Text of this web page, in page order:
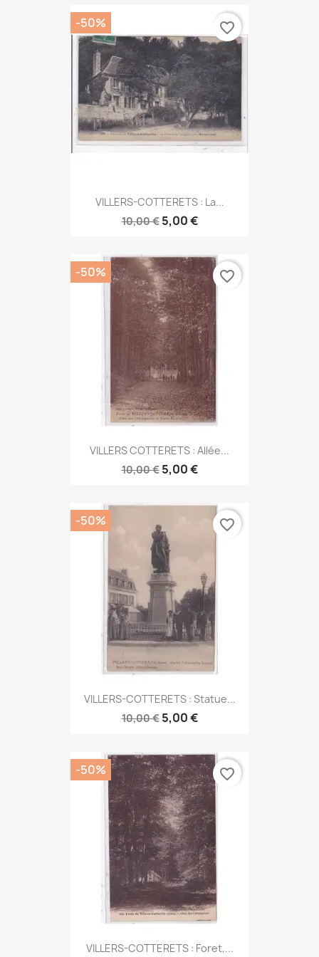
VILLERS-COTTERETS : La...
10,00 € 5,00 €
-50% favorite_border
VILLERS COTTERETS : Allée...
10,00 € 5,00 €
-50% favorite_border
VILLERS-COTTERETS : Statue...
10,00 € 5,00 €
-50% favorite_border
VILLERS-COTTERETS : Foret,...
-50% favorite_border